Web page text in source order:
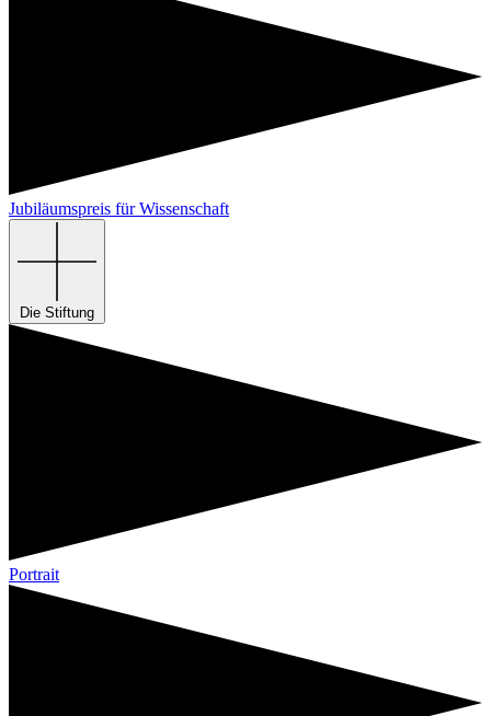
Jubiläumspreis für Wissenschaft
Die Stiftung
Portrait